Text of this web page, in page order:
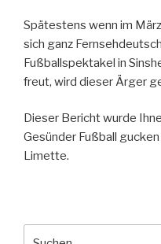
Spätestens wenn im
sich ganz
Fußballspektakel in
freut, wird dieser Ärger
Dieser Bericht wurde
Gesünder Fußball
Limette.